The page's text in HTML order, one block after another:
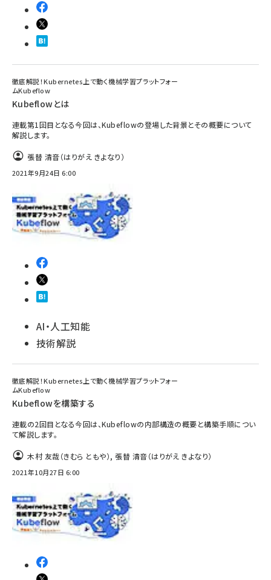
徹底解説！Kubernetes上で動く機械学習プラットフォー
ムKubeflow
Kubeflowとは
連載第1回目となる今回は、Kubeflowの登場した背景とその概要について
解説します。
張替 清音（はりがえ きよなり）
2021年9月24日 6:00
AI・人工知能
技術解説
徹底解説！Kubernetes上で動く機械学習プラットフォー
ムKubeflow
Kubeflowを構築する
連載の2回目となる今回は、Kubeflowの内部構造の概要と構築手順につい
て解説します。
木村 友哉（きむら ともや）, 張替 清音（はりがえ きよなり）
2021年10月27日 6:00